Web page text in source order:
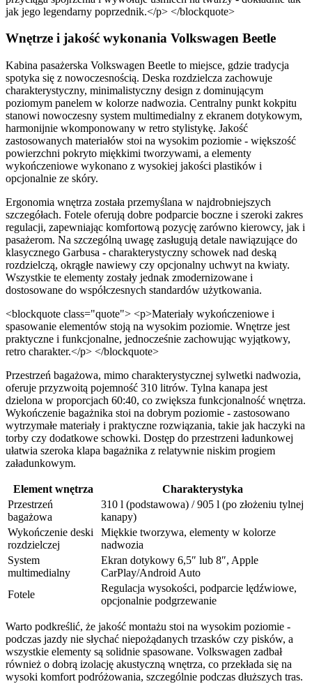
jak jego legendarny poprzednik.</p> </blockquote>
Wnętrze i jakość wykonania Volkswagen Beetle
Kabina pasażerska Volkswagen Beetle to miejsce, gdzie tradycja
spotyka się z nowoczesnością. Deska rozdzielcza zachowuje
charakterystyczny, minimalistyczny design z dominującym
poziomym panelem w kolorze nadwozia. Centralny punkt kokpitu
stanowi nowoczesny system multimedialny z ekranem dotykowym,
harmonijnie wkomponowany w retro stylistykę. Jakość
zastosowanych materiałów stoi na wysokim poziomie - większość
powierzchni pokryto miękkimi tworzywami, a elementy
wykończeniowe wykonano z wysokiej jakości plastików i
opcjonalnie ze skóry.
Ergonomia wnętrza została przemyślana w najdrobniejszych
szczegółach. Fotele oferują dobre podparcie boczne i szeroki zakres
regulacji, zapewniając komfortową pozycję zarówno kierowcy, jak i
pasażerom. Na szczególną uwagę zasługują detale nawiązujące do
klasycznego Garbusa - charakterystyczny schowek nad deską
rozdzielczą, okrągłe nawiewy czy opcjonalny uchwyt na kwiaty.
Wszystkie te elementy zostały jednak zmodernizowane i
dostosowane do współczesnych standardów użytkowania.
<blockquote class="quote"> <p>Materiały wykończeniowe i
spasowanie elementów stoją na wysokim poziomie. Wnętrze jest
praktyczne i funkcjonalne, jednocześnie zachowując wyjątkowy,
retro charakter.</p> </blockquote>
Przestrzeń bagażowa, mimo charakterystycznej sylwetki nadwozia,
oferuje przyzwoitą pojemność 310 litrów. Tylna kanapa jest
dzielona w proporcjach 60:40, co zwiększa funkcjonalność wnętrza.
Wykończenie bagażnika stoi na dobrym poziomie - zastosowano
wytrzymałe materiały i praktyczne rozwiązania, takie jak haczyki na
torby czy dodatkowe schowki. Dostęp do przestrzeni ładunkowej
ułatwia szeroka klapa bagażnika z relatywnie niskim progiem
załadunkowym.
Element wnętrza
Charakterystyka
Przestrzeń
bagażowa
310 l (podstawowa) / 905 l (po złożeniu tylnej
kanapy)
Wykończenie deski
rozdzielczej
Miękkie tworzywa, elementy w kolorze
nadwozia
System
multimedialny
Ekran dotykowy 6,5″ lub 8″, Apple
CarPlay/Android Auto
Fotele
Regulacja wysokości, podparcie lędźwiowe,
opcjonalnie podgrzewanie
Warto podkreślić, że jakość montażu stoi na wysokim poziomie -
podczas jazdy nie słychać niepożądanych trzasków czy pisków, a
wszystkie elementy są solidnie spasowane. Volkswagen zadbał
również o dobrą izolację akustyczną wnętrza, co przekłada się na
wysoki komfort podróżowania, szczególnie podczas dłuższych tras.